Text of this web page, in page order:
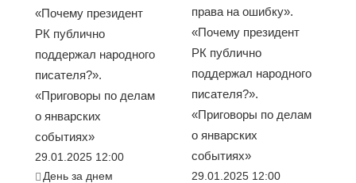
«Почему президент
РК публично
поддержал народного
писателя?».
«Приговоры по делам
о январских
событиях»
29.01.2025 12:00
День за днем
права на ошибку».
«Почему президент
РК публично
поддержал народного
писателя?».
«Приговоры по делам
о январских
событиях»
29.01.2025 12:00